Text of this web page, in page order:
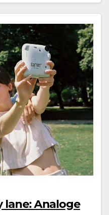
lane: Analoge